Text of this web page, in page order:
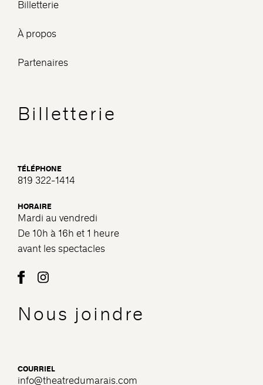
Billetterie
À propos
Partenaires
Billetterie
TÉLÉPHONE
819 322-1414
HORAIRE
Mardi au vendredi
De 10h à 16h et 1 heure
avant les spectacles
Nous joindre
COURRIEL
info@theatredumarais.com